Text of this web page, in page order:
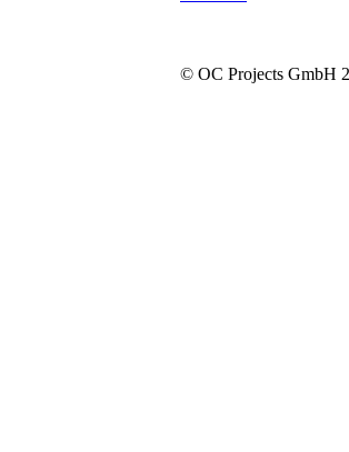
© OC Projects GmbH